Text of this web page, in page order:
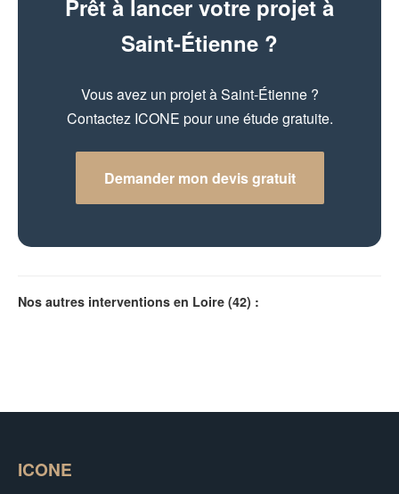
Prêt à lancer votre projet à
Saint-Étienne ?
Vous avez un projet à Saint-Étienne ?
Contactez ICONE pour une étude gratuite.
Demander mon devis gratuit
Nos autres interventions en Loire (42) :
ICONE